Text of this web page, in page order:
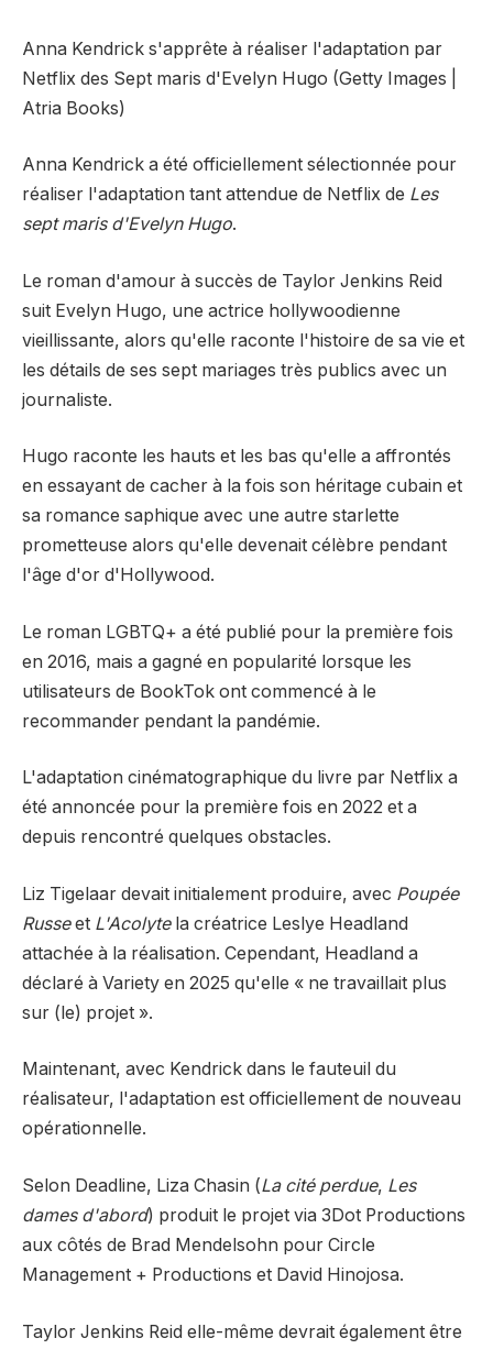
Anna Kendrick s'apprête à réaliser l'adaptation par
Netflix des Sept maris d'Evelyn Hugo (Getty Images |
Atria Books)
Anna Kendrick a été officiellement sélectionnée pour
réaliser l'adaptation tant attendue de Netflix de Les
sept maris d'Evelyn Hugo.
Le roman d'amour à succès de Taylor Jenkins Reid
suit Evelyn Hugo, une actrice hollywoodienne
vieillissante, alors qu'elle raconte l'histoire de sa vie et
les détails de ses sept mariages très publics avec un
journaliste.
Hugo raconte les hauts et les bas qu'elle a affrontés
en essayant de cacher à la fois son héritage cubain et
sa romance saphique avec une autre starlette
prometteuse alors qu'elle devenait célèbre pendant
l'âge d'or d'Hollywood.
Le roman LGBTQ+ a été publié pour la première fois
en 2016, mais a gagné en popularité lorsque les
utilisateurs de BookTok ont ​​commencé à le
recommander pendant la pandémie.
L'adaptation cinématographique du livre par Netflix a
été annoncée pour la première fois en 2022 et a
depuis rencontré quelques obstacles.
Liz Tigelaar devait initialement produire, avec Poupée
Russeet L'Acolytela créatrice Leslye Headland
attachée à la réalisation. Cependant, Headland a
déclaré à Variety en 2025 qu'elle « ne travaillait plus
sur (le) projet ».
Maintenant, avec Kendrick dans le fauteuil du
réalisateur, l'adaptation est officiellement de nouveau
opérationnelle.
Selon Deadline, Liza Chasin (La cité perdue, Les
dames d'abord) produit le projet via 3Dot Productions
aux côtés de Brad Mendelsohn pour Circle
Management + Productions et David Hinojosa.
Taylor Jenkins Reid elle-même devrait également être